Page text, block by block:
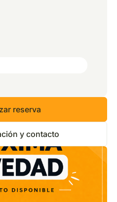
reserva
y contacto